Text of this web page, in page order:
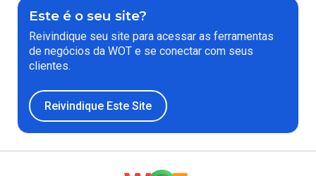
Este é o seu site?
Reivindique seu site para acessar as ferramentas
de negócios da WOT e se conectar com seus
clientes.
Reivindique Este Site